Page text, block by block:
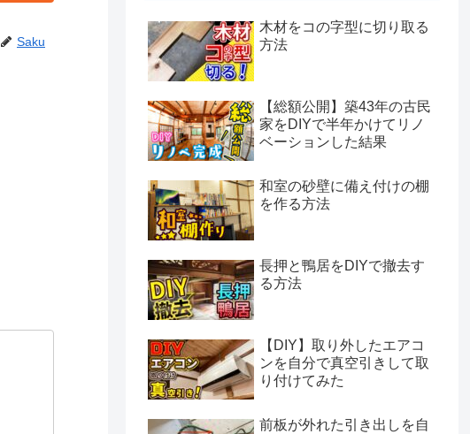
Saku
木材をコの字型に切り取る
方法
【総額公開】築43年の古民
家をDIYで半年かけてリノ
ベーションした結果
和室の砂壁に備え付けの棚
を作る方法
長押と鴨居をDIYで撤去す
る方法
【DIY】取り外したエアコ
ンを自分で真空引きして取
り付けてみた
前板が外れた引き出しを自